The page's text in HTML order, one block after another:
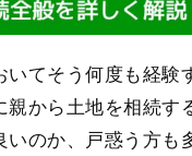
てそう何度も経験
親から土地を相続す
いのか、戸惑う方も